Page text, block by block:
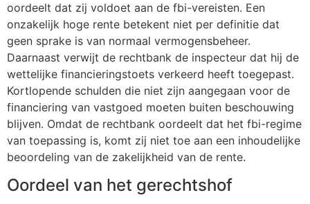
oordeelt dat zij voldoet aan de fbi-vereisten. Een
onzakelijk hoge rente betekent niet per definitie dat
geen sprake is van normaal vermogensbeheer.
Daarnaast verwijt de rechtbank de inspecteur dat hij de
wettelijke financieringstoets verkeerd heeft toegepast.
Kortlopende schulden die niet zijn aangegaan voor de
financiering van vastgoed moeten buiten beschouwing
blijven. Omdat de rechtbank oordeelt dat het fbi-regime
van toepassing is, komt zij niet toe aan een inhoudelijke
beoordeling van de zakelijkheid van de rente.
Oordeel van het gerechtshof